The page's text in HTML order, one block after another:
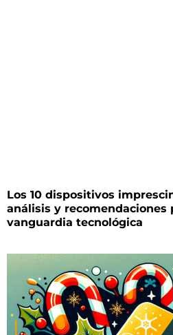
Los 10 dispositivos
análisis y recomendaciones
vanguardia tecnológica